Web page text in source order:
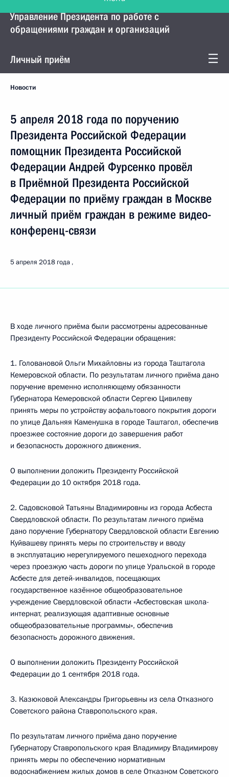
Управление Президента по работе с
обращениями граждан и организаций
Личный приём
Новости
5 апреля 2018 года по поручению
Президента Российской Федерации
помощник Президента Российской
Федерации Андрей Фурсенко провёл
в Приёмной Президента Российской
Федерации по приёму граждан в Москве
личный приём граждан в режиме видео-
конференц-связи
5 апреля 2018 года
В ходе личного приёма были рассмотрены адресованные
Президенту Российской Федерации обращения:
1. Головановой Ольги Михайловны из города Таштагола
Кемеровской области. По результатам личного приёма дано
поручение временно исполняющему обязанности
Губернатора Кемеровской области Сергею Цивилеву
принять меры по устройству асфальтового покрытия дороги
по улице Дальняя Каменушка в городе Таштагол, обеспечив
проезжее состояние дороги до завершения работ
и безопасность дорожного движения.
О выполнении доложить Президенту Российской
Федерации до 10 октября 2018 года.
2. Садовсковой Татьяны Владимировны из города Асбеста
Свердловской области. По результатам личного приёма
дано поручение Губернатору Свердловской области Евгению
Куйвашеву принять меры по строительству и вводу
в эксплуатацию нерегулируемого пешеходного перехода
через проезжую часть дороги по улице Уральской в городе
Асбесте для детей-инвалидов, посещающих
государственное казённое общеобразовательное
учреждение Свердловской области «Асбестовская школа-
интернат, реализующая адаптивные основные
общеобразовательные программы», обеспечив
безопасность дорожного движения.
О выполнении доложить Президенту Российской
Федерации до 1 сентября 2018 года.
3. Казюковой Александры Григорьевны из села Отказного
Советского района Ставропольского края.
По результатам личного приёма дано поручение
Губернатору Ставропольского края Владимиру Владимирову
принять меры по обеспечению нормативным
водоснабжением жилых домов в селе Отказном Советского